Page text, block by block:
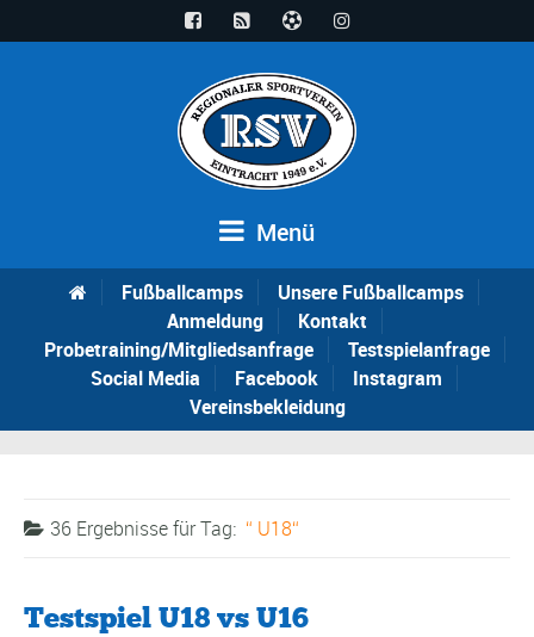
Menü
Fußballcamps
Unsere Fußballcamps
Anmeldung
Kontakt
Probetraining/Mitgliedsanfrage
Testspielanfrage
Social Media
Facebook
Instagram
Vereinsbekleidung
36 Ergebnisse fürTag: U18
Testspiel U18 vs U16